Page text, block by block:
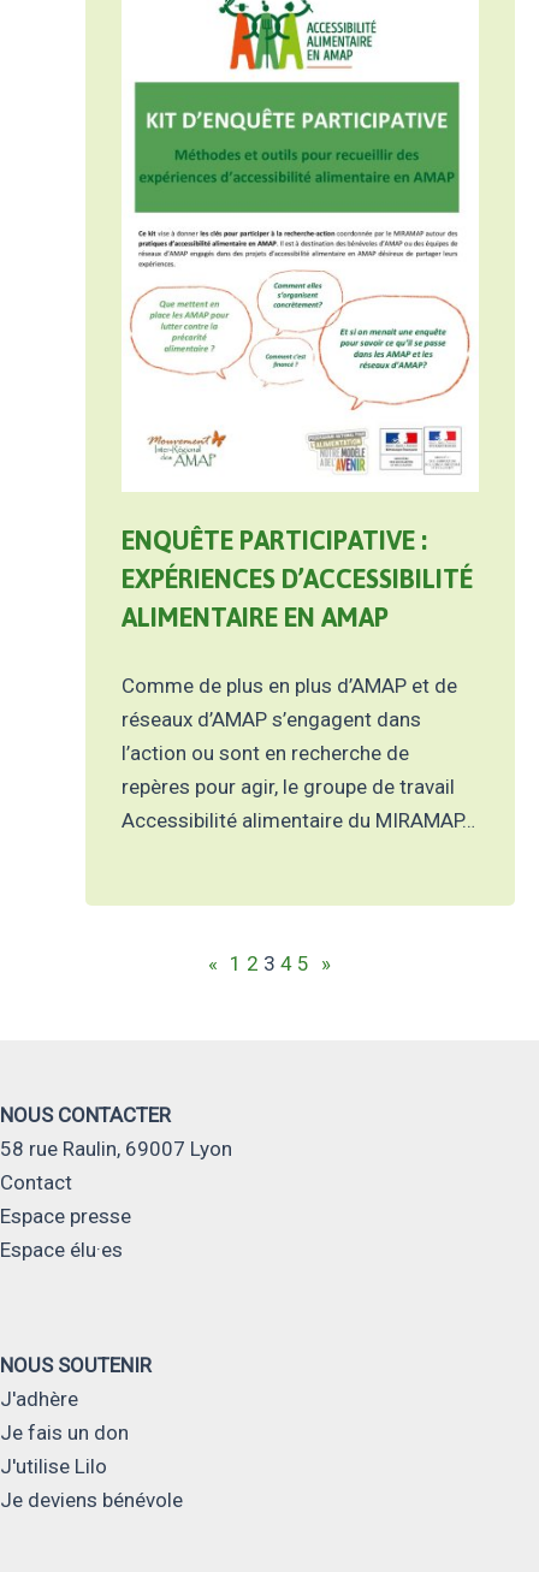
ENQUÊTE PARTICIPATIVE :
EXPÉRIENCES D’ACCESSIBILITÉ
ALIMENTAIRE EN AMAP
Comme de plus en plus d’AMAP et de
réseaux d’AMAP s’engagent dans
l’action ou sont en recherche de
repères pour agir, le groupe de travail
Accessibilité alimentaire du MIRAMAP…
« 1 2 3 4 5 »
NOUS CONTACTER
58 rue Raulin, 69007 Lyon
Contact
Espace presse
Espace élu·es
NOUS SOUTENIR
J'adhère
Je fais un don
J'utilise Lilo
Je deviens bénévole